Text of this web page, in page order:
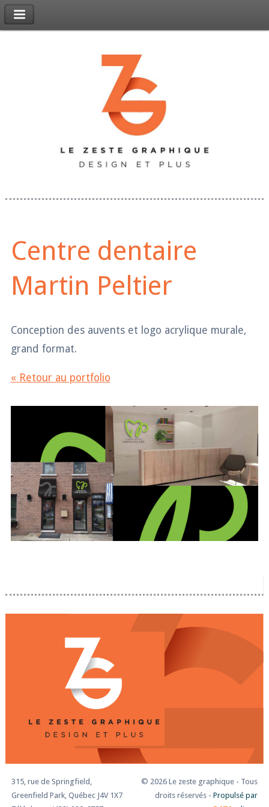
Centre dentaire
Martin Peltier
Conception des auvents et logo acrylique murale,
grand format.
« Retour au portfolio
315, rue de Springfield,
Greenfield Park, Québec J4V 1X7
© 2026 Le zeste graphique - Tous
droits réservés -Propulsé par